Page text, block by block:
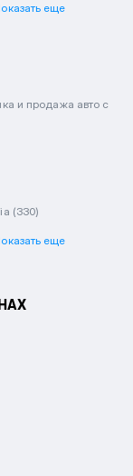
еще
и продажа авто с
(330)
еще